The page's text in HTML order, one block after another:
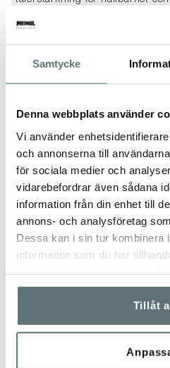
Samtycke
Denna webbplats använder
Vi använder
och annonserna till
för sociala medier och
vidarebefordrar även sådana
information från din enhet till
annons- och analysföretag
Dessa kan i sin tur kombinera
information som du har
Tillåt
behöver både rörlighet och
Meindls skor och kängor
livslängden. Skorna bör
medMeindl SportWaxför att
smidighet och hållbarhet.
Se vidare information om rätt
STORLEK
- Se rekommendationer i
RÄTT STRUMPOR
att välja den bästa strumpan för
strumporna som bärs med